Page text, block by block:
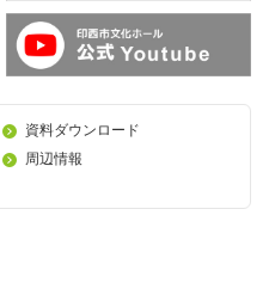
資料ダウンロード
周辺情報